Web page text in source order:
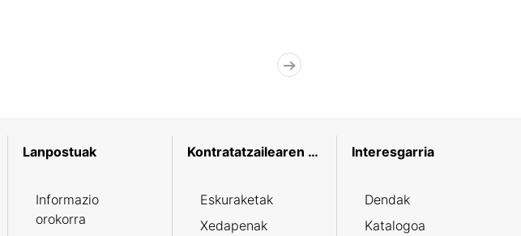
Lanpostuak
Informazio
orokorra
Kontratatzailearen profila
Eskuraketak
Xedapenak
Interesgarria
Dendak
Katalogoa